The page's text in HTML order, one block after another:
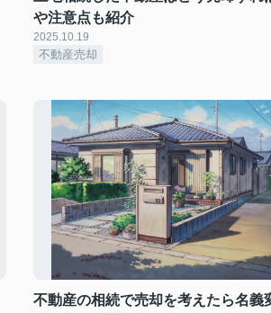
や注意点も紹介
2025.10.19
不動産売却
不動産の相続で売却を考えたら名義